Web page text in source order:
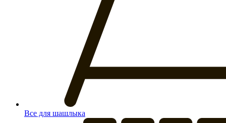
Все для шашлыка